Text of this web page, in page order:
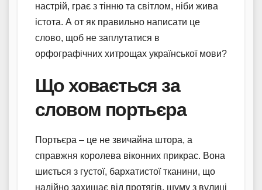
настрій, грає з тінню та світлом, ніби жива
істота. А от як правильно написати це
слово, щоб не заплутатися в
орфографічних хитрощах української мови?
Що ховається за
словом портьєра
Портьєра – це не звичайна штора, а
справжня королева віконних прикрас. Вона
шиється з густої, бархатистої тканини, що
надійно захищає від протягів, шуму з вулиці